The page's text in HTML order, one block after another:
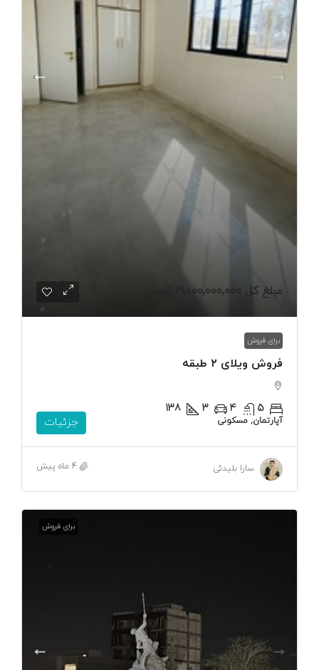
مبلغ کل 21,000,000,000 تومان
برای فروش
فروش ویلای ۲ طبقه
5
4
3
138
آپارتمان, مسکونی جزئیات
سارا بلیدئی 4 ماه پیش
برای فروش